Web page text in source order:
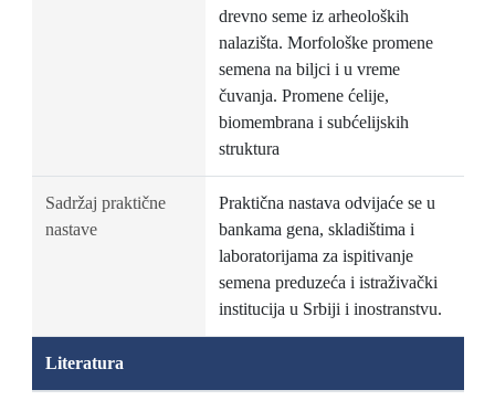
drevno seme iz arheoloških
nalazišta. Morfološke promene
semena na biljci i u vreme
čuvanja. Promene ćelije,
biomembrana i subćelijskih
struktura
Sadržaj praktične
nastave
Praktična nastava odvijaće se u
bankama gena, skladištima i
laboratorijama za ispitivanje
semena preduzeća i istraživački
institucija u Srbiji i inostranstvu.
Literatura